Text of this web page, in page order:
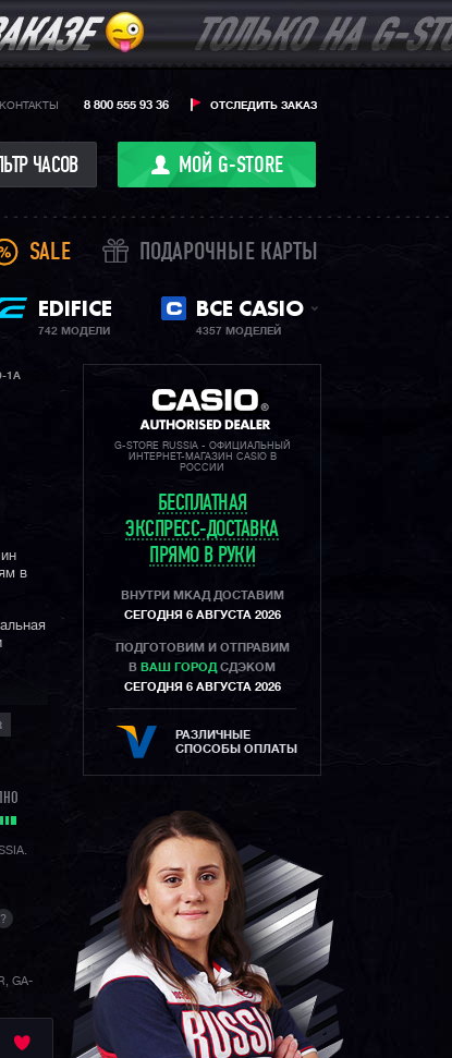
КОНТАКТЫ ОТСЛЕДИТЬ ЗАКАЗ
8 800 555 93 36
ЧАСОВ МОЙ G-STORE
SALE ПОДАРОЧНЫЕ КАРТЫ
EDIFICE
742 МОДЕЛИ
ВСЕ CASIO
4357 МОДЕЛЕЙ
1A
в
?
GA-
G-STORE RUSSIA - ОФИЦИАЛЬНЫЙ
ИНТЕРНЕТ-МАГАЗИН CASIO В
РОССИИ
БЕСПЛАТНАЯ
ЭКСПРЕСС-ДОСТАВКА
ПРЯМО В РУКИ
ВНУТРИ МКАД ДОСТАВИМ
СЕГОДНЯ 6 АВГУСТА 2026
ПОДГОТОВИМ И ОТПРАВИМ
В ВАШ ГОРОД СДЭКОМ
СЕГОДНЯ 6 АВГУСТА 2026
РАЗЛИЧНЫЕ
СПОСОБЫ ОПЛАТЫ